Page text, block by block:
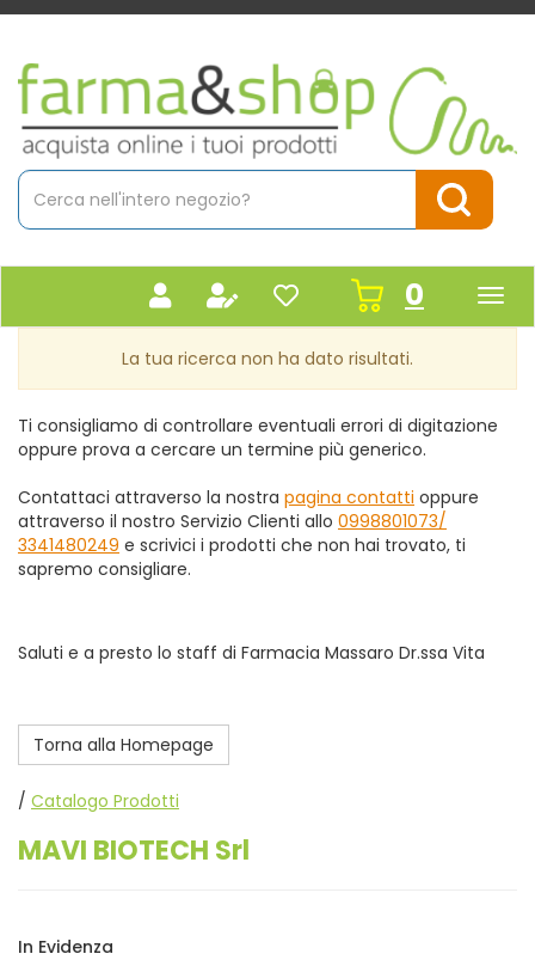
Passa
contenuto
principale
Farmacia
Massaro
Cerca
Prodotto
Cerca
0inseriti
La tua ricerca non ha dato risultati.
Ti consigliamo di controllare eventuali errori di digitazione
oppure prova a cercare un termine più generico.
Contattaci attraverso la nostra pagina contatti oppure
attraverso il nostro Servizio Clienti allo 0998801073/
3341480249 e scrivici i prodotti che non hai trovato, ti
sapremo consigliare.
Saluti e a presto lo staff di Farmacia Massaro Dr.ssa Vita
Torna alla Homepage
/ Catalogo Prodotti
MAVI BIOTECH Srl
In Evidenza